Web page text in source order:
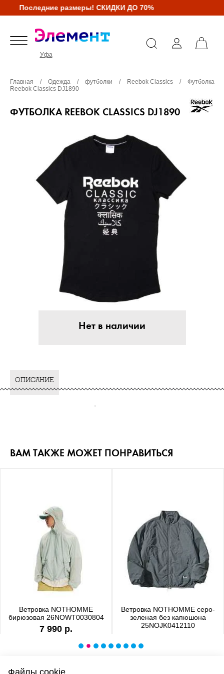
Последние размеры! СКИДКИ ДО 70%
Уфа
Главная / Одежда / футболки / Reebok Classics /
Футболка
Reebok Classics DJ1890
ФУТБОЛКА REEBOK CLASSICS DJ1890
Нет в наличии
ОПИСАНИЕ
-
ВАМ ТАКЖЕ МОЖЕТ ПОНРАВИТЬСЯ
Ветровка NOTHOMME
бирюзовая 26NOWT0030804
7 990 р.
Ветровка NOTHOMME серо-
зеленая без капюшона
25NOJK0412110
Файлы cookie